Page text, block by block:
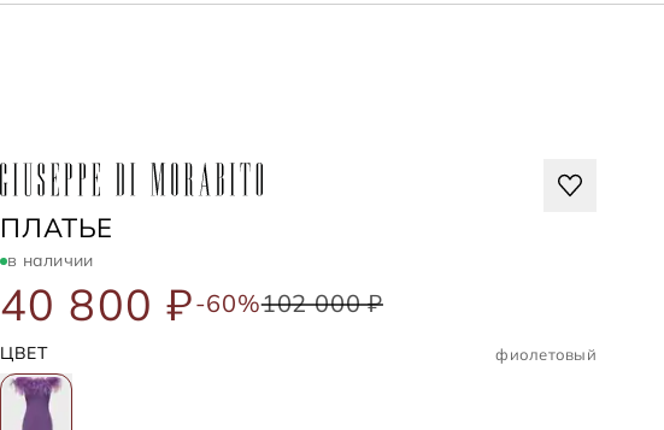
GIUSEPPE DI MORABITO
ПЛАТЬЕ
в наличии
40 800 ₽-60%102 000 ₽
ЦВЕТ фиолетовый